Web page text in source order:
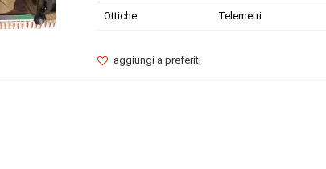
Ottiche Telemetri
aggiungi a preferiti